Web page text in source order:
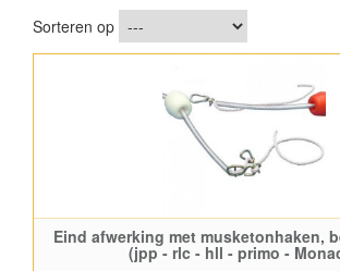
Sorteren op
Eind afwerking met musketonhaken,
(jpp - rlc - hll - primo -